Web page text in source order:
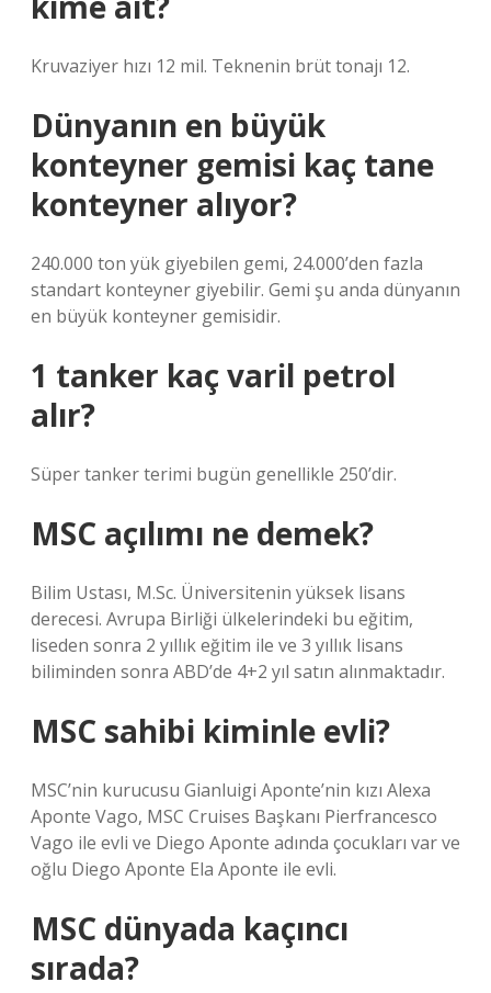
Kruvaziyer hızı 12 mil. Teknenin brüt tonajı 12.
Dünyanın en büyük
konteyner gemisi kaç tane
konteyner alıyor?
240.000 ton yük giyebilen gemi, 24.000’den fazla
standart konteyner giyebilir. Gemi şu anda dünyanın
en büyük konteyner gemisidir.
1 tanker kaç varil petrol
alır?
Süper tanker terimi bugün genellikle 250’dir.
MSC açılımı ne demek?
Bilim Ustası, M.Sc. Üniversitenin yüksek lisans
derecesi. Avrupa Birliği ülkelerindeki bu eğitim,
liseden sonra 2 yıllık eğitim ile ve 3 yıllık lisans
biliminden sonra ABD’de 4+2 yıl satın alınmaktadır.
MSC sahibi kiminle evli?
MSC’nin kurucusu Gianluigi Aponte’nin kızı Alexa
Aponte Vago, MSC Cruises Başkanı Pierfrancesco
Vago ile evli ve Diego Aponte adında çocukları var ve
oğlu Diego Aponte Ela Aponte ile evli.
MSC dünyada kaçıncı
sırada?